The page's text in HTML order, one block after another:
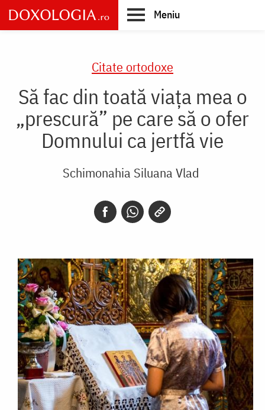
Skip
to
main
Meniu
Citate ortodoxe
Să fac din toată viața mea o
„prescură” pe care să o ofer
Domnului ca jertfă vie
Schimonahia Siluana Vlad